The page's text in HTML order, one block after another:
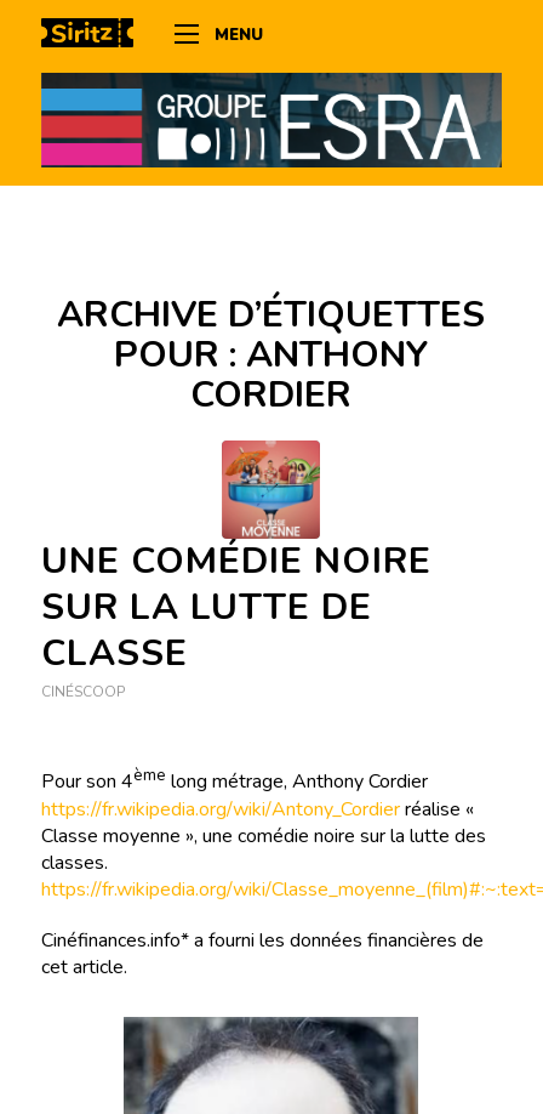
MENU
ARCHIVE D’ÉTIQUETTES
POUR :ANTHONY
CORDIER
UNE COMÉDIE NOIRE
SUR LA LUTTE DE
CLASSE
CINÉSCOOP
Pour son 4ème long métrage, Anthony Cordier
https://fr.wikipedia.org/wiki/Antony_Cordierréalise «
Classe moyenne », une comédie noire sur la lutte des
classes.
https://fr.wikipedia.org/wiki/
Cinéfinances.info* a fourni les données financières de
cet article.